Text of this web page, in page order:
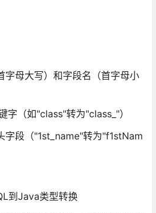
字母大写）和字段名（首字母小
字（如"class"转为"class_"）
字段（"1st_name"转为"f1stNam
到Java类型转换